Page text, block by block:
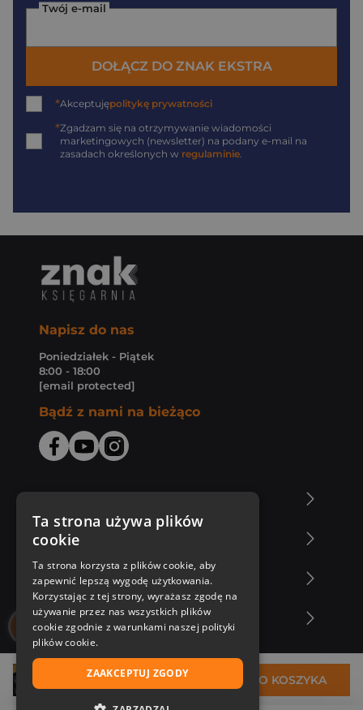
27,99 zł DO KOSZYKA
Twój e-mail
DOŁĄCZ DO ZNAK EKSTRA
*Akceptujępolitykę prywatności
*Zgadzam się na otrzymywanie wiadomości
marketingowych (newsletter) na podany e-mail na
zasadach określonych w regulaminie
Napisz do nas
Poniedziałek - Piątek
8:00 - 18:00
[email protected]
Bądź z nami na bieżąco
Zakupy u nas
Nasza oferta
Nasi autorzy
Ta strona używa plików
cookie
Ta strona korzysta z plików cookie, aby
zapewnić lepszą wygodę użytkowania.
Korzystając z tej strony, wyrażasz zgodę na
używanie przez nas wszystkich plików
cookie zgodnie z warunkami naszej polityki
plików cookie.
ZAAKCEPTUJ ZGODY